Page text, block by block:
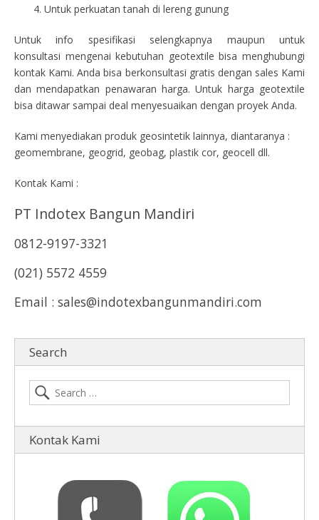
Untuk perkuatan tanah di lereng gunung
Untuk info spesifikasi selengkapnya maupun untuk
konsultasi mengenai kebutuhan geotextile bisa menghubungi
kontak Kami. Anda bisa berkonsultasi gratis dengan sales Kami
dan mendapatkan penawaran harga. Untuk harga geotextile
bisa ditawar sampai deal menyesuaikan dengan proyek Anda.
Kami menyediakan produk geosintetik lainnya, diantaranya :
geomembrane, geogrid, geobag, plastik cor, geocell dll.
Kontak Kami :
PT Indotex Bangun Mandiri
0812-9197-3321
(021) 5572 4559
Email : sales@indotexbangunmandiri.com
Search
Kontak Kami